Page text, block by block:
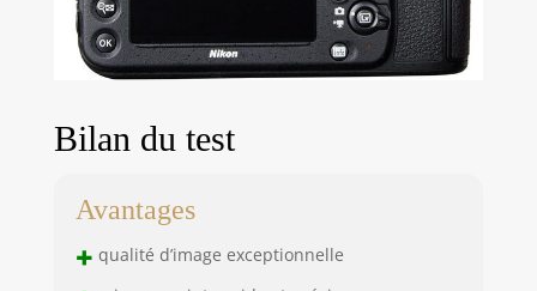
Bilan du test
Avantages
+ qualité d’image exceptionnelle